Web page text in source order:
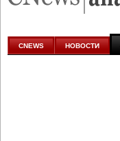
аналитике
CNEWS НОВОСТИ